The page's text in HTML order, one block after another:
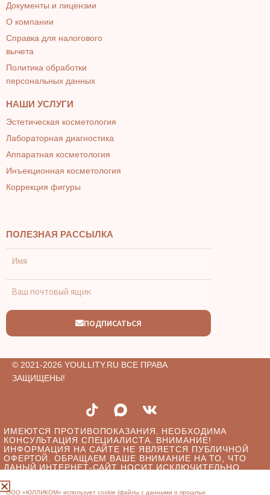
Документы и лицензии
О компании
Справка для налогового
вычета
Политика обработки
персональных данных
НАШИ УСЛУГИ
Эстетическая косметология
Лабораторная диагностика
Аппаратная косметология
Инъекционная косметология
Коррекция фигуры
ПОЛЕЗНАЯ РАССЫЛКА
ПОДПИСАТЬСЯ
© 2021-2026 YOULLITY.RU ВСЕ ПРАВА
ЗАЩИЩЕНЫ!
ИМЕЮТСЯ ПРОТИВОПОКАЗАНИЯ. НЕОБХОДИМА
КОНСУЛЬТАЦИЯ СПЕЦИАЛИСТА. ВНИМАНИЕ!
ИНФОРМАЦИЯ НА САЙТЕ НЕ ЯВЛЯЕТСЯ ПУБЛИЧНОЙ
ОФЕРТОЙ. ОБРАЩАЕМ ВАШЕ ВНИМАНИЕ НА ТО, ЧТО
ДАНЫЙ ИНТЕРНЕТ-САЙТ НОСИТ ИСКЛЮЧИТЕЛЬНО
ПРЕДОСТАВЛЯЕМЫХ УСЛУГ И НИ ПРИ КАКИХ УСЛОВИЯХ
ООО «ЮЛЛИКОМ» использует cookie (файлы с данными о прошлых